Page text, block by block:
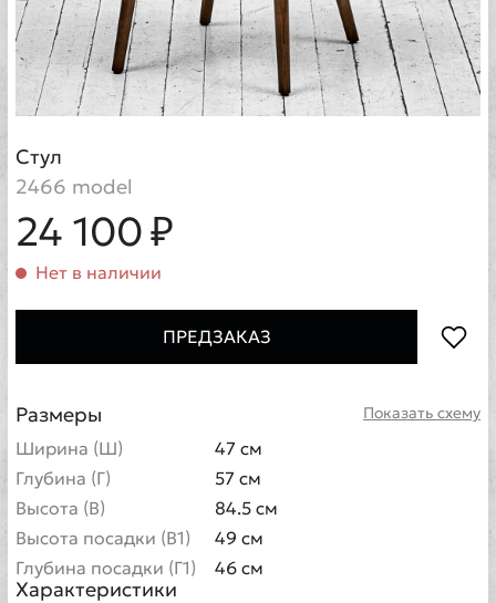
Стул
2466 model
24 100 ₽
Нет в наличии
ПРЕДЗАКАЗ
Показать схему
Размеры
Ширина (Ш)
47 см
Глубина (Г)
57 см
Высота (В)
84.5 см
Высота посадки (В1)
49 см
Глубина посадки (Г1)
46 см
Характеристики